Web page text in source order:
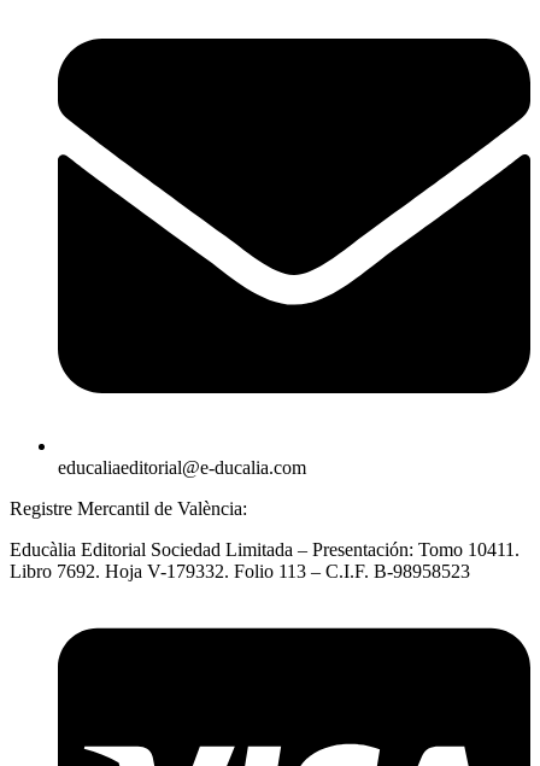
educaliaeditorial@e-ducalia.com
Registre Mercantil de València:
Educàlia Editorial Sociedad Limitada – Presentación: Tomo 10411.
Libro 7692. Hoja V-179332. Folio 113 – C.I.F. B-98958523